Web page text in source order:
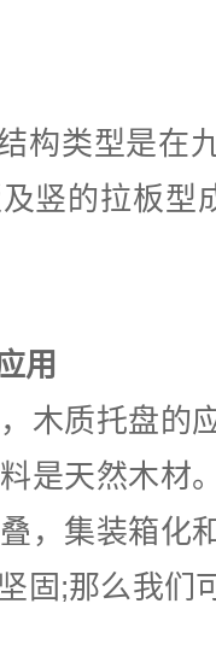
构类型是在
竖的拉板型
用
木质托盘的
是天然木材
，集装箱化
固;那么我们